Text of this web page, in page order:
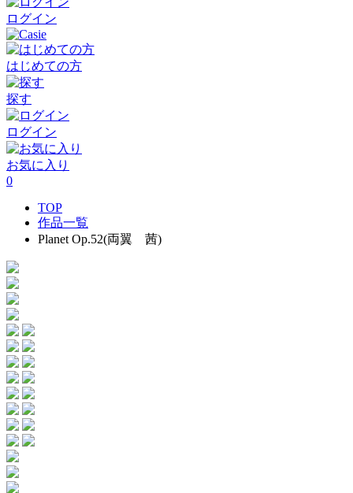
ログイン
はじめての方
探す
ログイン
お気に入り
0
TOP
作品一覧
Planet Op.52(両翼 茜)